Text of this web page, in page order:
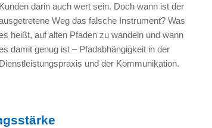
Kunden darin auch wert sein. Doch wann ist der
Weg das falsche Instrument? Was
heißt, auf alten Pfaden zu wandeln und wann
damit genug ist – Pfadabhängigkeit in der
Dienstleistungspraxis und der Kommunikation.